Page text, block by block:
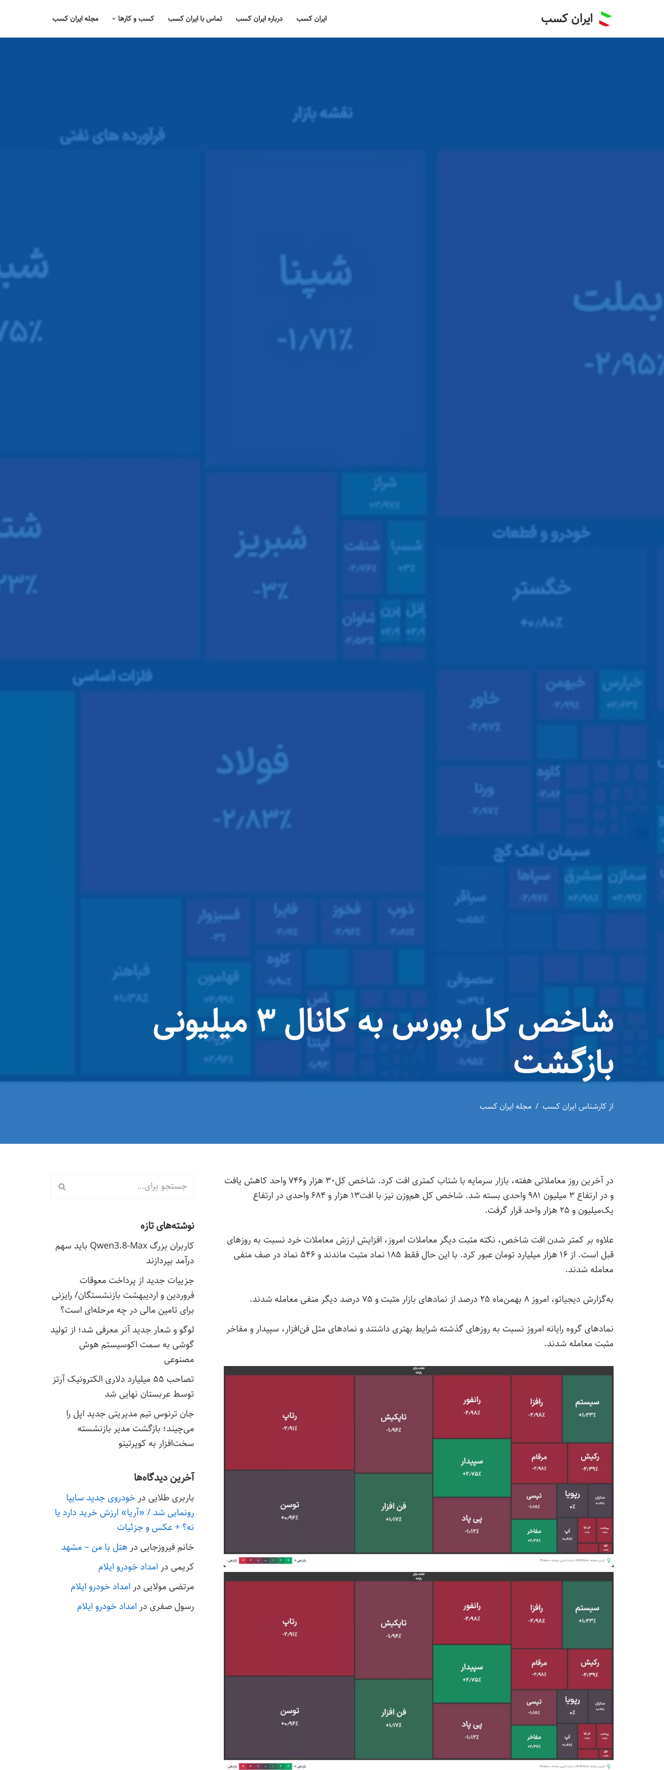
ایران کسب ایران کسب درباره ایران کسب تماس با ایران کسب کسب و کارها مجله ایران کسب
شاخص کل بورس به کانال ۳ میلیونی
بازگشت
از کارشناس ایران کسب مجله ایران کسب
در آخرین روز معاملاتی هفته، بازار سرمایه با شتاب کمتری افت کرد. شاخص کل۳۰ هزار و۷۴۶ واحد کاهش یافت
و در ارتفاع ۳ میلیون ۹۸۱ واحدی بسته شد. شاخص کل هم‌وزن نیز با افت۱۳ هزار و ۶۸۴ واحدی در ارتفاع
یک‌میلیون و ۲۵ هزار واحد قرار گرفت.
علاوه بر کمتر شدن افت شاخص، نکته مثبت دیگر معاملات امروز، افزایش ارزش معاملات خرد نسبت به روزهای
قبل است. از ۱۶ هزار میلیارد تومان عبور کرد. با این حال فقط ۱۸۵ نماد مثبت ماندند و ۵۴۶ نماد در صف منفی
معامله شدند.
به‌گزارش دیجیاتو، امروز ۸ بهمن‌ماه ۲۵ درصد از نماد‌های بازار مثبت و ۷۵ درصد دیگر منفی معامله شدند.
نمادهای گروه رایانه امروز نسبت به روز‌های گذشته شرایط بهتری داشتند و نماد‌های مثل فن‌افزار، سپیدار و مفاخر
مثبت معامله شدند.
نوشته‌های تازه
کاربران بزرگ Qwen3.8-Max باید سهم
درآمد بپردازند
جزییات جدید از پرداخت معوقات
فروردین و اردیبهشت بازنشستگان/ رایزنی
برای تامین مالی در چه مرحله‌ای است؟
لوگو و شعار جدید آنر معرفی شد؛ از تولید
گوشی به سمت اکوسیستم هوش
مصنوعی
تصاحب ۵۵ میلیارد دلاری الکترونیک آرتز
توسط عربستان نهایی شد
جان ترنوس تیم مدیریتی جدید اپل را
می‌چیند؛ بازگشت مدیر بازنشسته
سخت‌افزار به کوپرتینو
آخرین دیدگاه‌ها
باربری طلایی در خودروی جدید سایپا
رونمایی شد / «آریا» ارزش خرید دارد یا
نه؟ + عکس و جزئیات
خانم فیروزجایی در هتل با من – مشهد
کریمی در امداد خودرو ایلام
مرتضی مولایی در امداد خودرو ایلام
رسول صفری در امداد خودرو ایلام